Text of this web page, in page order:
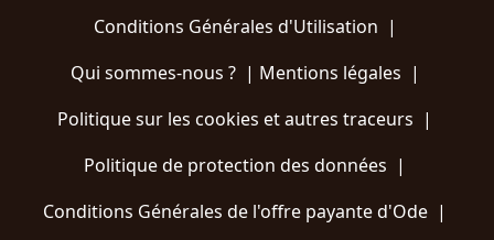
Conditions Générales d'Utilisation |
Qui sommes-nous ?| Mentions légales |
Politique sur les cookies et autres traceurs |
Politique de protection des données |
Conditions Générales de l'offre payante d'Ode |